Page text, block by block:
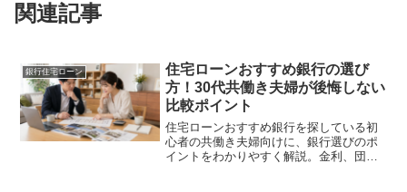
関連記事
銀行住宅ローン
住宅ローンおすすめ銀行の選び
方！30代共働き夫婦が後悔しない
比較ポイント
住宅ローンおすすめ銀行を探している初
心者の共働き夫婦向けに、銀行選びのポ
イントをわかりやすく解説。金利、団